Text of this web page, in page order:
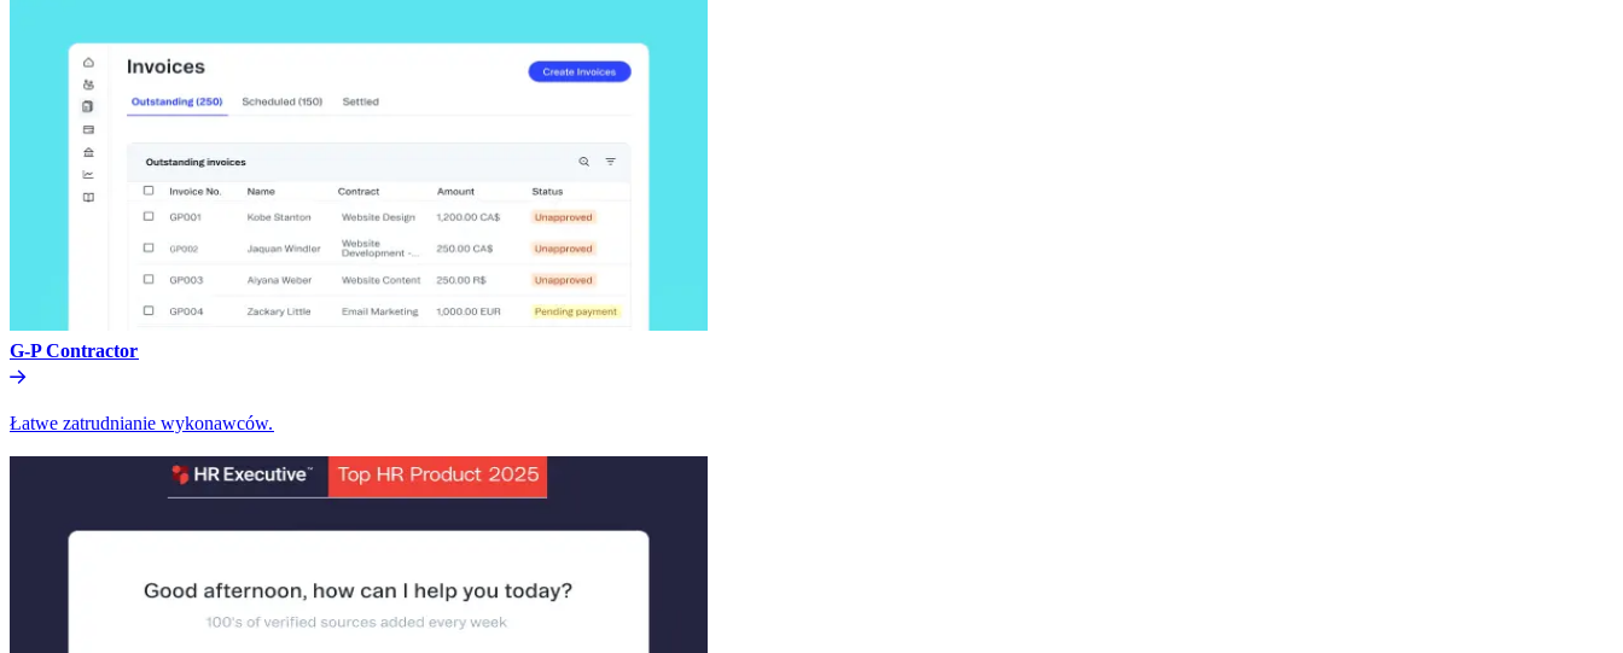
G-P Contractor​​
Łatwe zatrudnianie wykonawców.​​